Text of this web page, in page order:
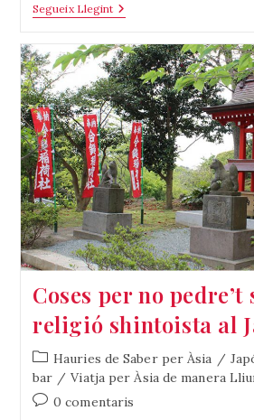
Segueix LlegintEls
Coses per no pedre’t
religió shintoista al
Categoria
de
l'entrada:
Hauries de Saber per Àsia /
bar / Viatja per Àsia de manera
Comentaris
0 comentaris